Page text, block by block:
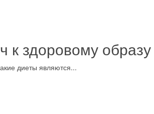
к здоровому
диеты являются...